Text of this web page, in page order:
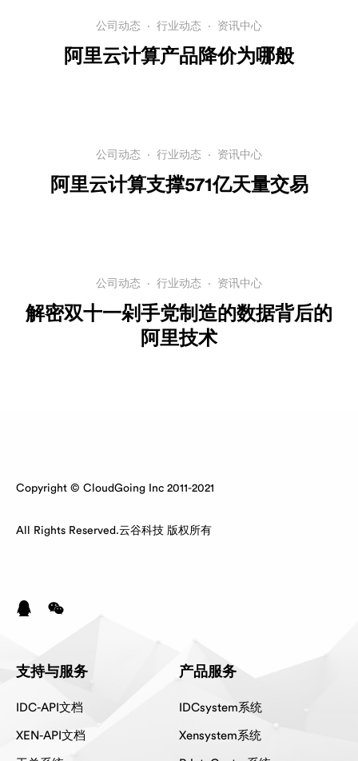
公司动态 · 行业动态 · 资讯中心
阿里云计算产品降价为哪般
公司动态 · 行业动态 · 资讯中心
阿里云计算支撑571亿天量交易
公司动态 · 行业动态 · 资讯中心
解密双十一剁手党制造的数据背后的
阿里技术
Copyright © CloudGoing Inc 2011-2021
All Rights Reserved.云谷科技 版权所有
支持与服务
IDC-API文档
XEN-API文档
产品服务
IDCsystem系统
Xensystem系统